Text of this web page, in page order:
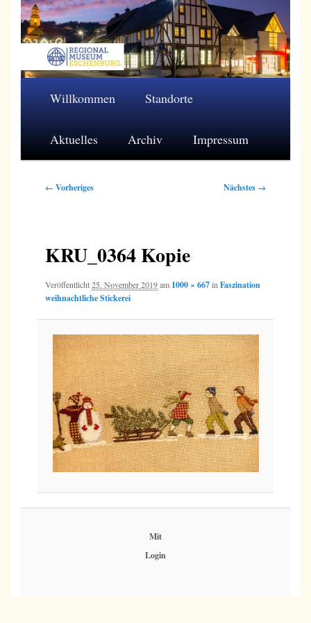
Zum
primären
Inhalt
Regionalmuseum Eschenburg e.V.
Willkommen Standorte
Aktuelles Archiv Impressum
Bilder-
← Vorheriges Nächstes →
KRU_0364 Kopie
Veröffentlicht25. November 2019am 1000 × 667in Faszination
weihnachtliche Stickerei
Mit
Login